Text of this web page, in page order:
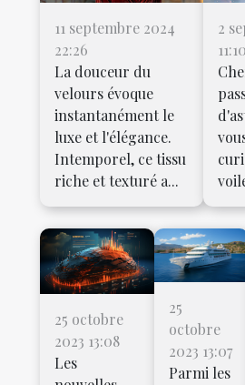
11 septembre 2024
22:26
La douceur du
velours évoque
instantanément le
luxe et l'élégance.
Intemporel, ce tissu
riche et texturé a...
2
11:10
25 octobre
2023 13:08
Les
25
octobre
2023 13:07
Parmi les